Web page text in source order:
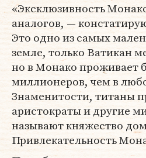
«Эксклюзивность
аналогов, —
Это одно из самых
земле, только Ватикан
но в Монако проживает
миллионеров, чем в
Знаменитости, титаны
аристократы и другие
называют княжество
Привлекательность